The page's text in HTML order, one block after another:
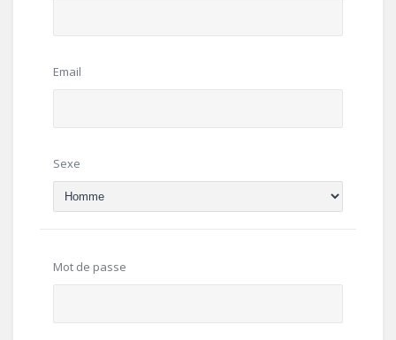
Email
Sexe
Mot de passe